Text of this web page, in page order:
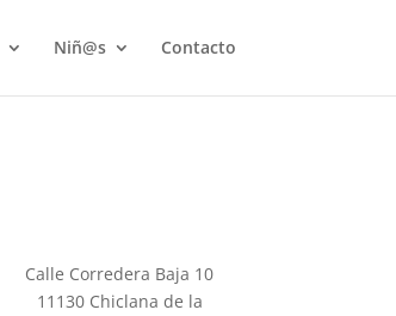
Niñ@s Contacto
Calle Corredera Baja 10
11130 Chiclana de la